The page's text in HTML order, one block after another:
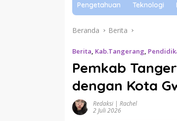
Pengetahuan Teknologi
Beranda Berita
Berita, Kab.Tangerang,
Pemkab
dengan Kota
Redaksi | Rachel
2 Juli 2026